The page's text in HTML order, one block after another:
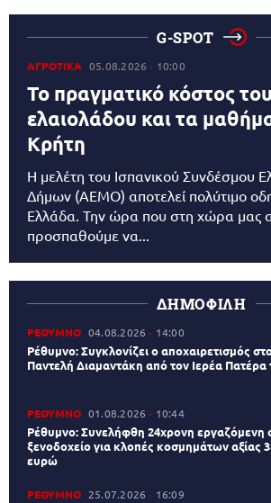
G-SPOT
ΑΓΡΟΤΙΚΑ 05.08.2026 10:00
Το πραγματικό κόστος του
ελαιολάδου και τα
Κρήτη
Η μελέτη του Ισπανικού Συνδέσμου
Δήμων (AEMO) αποτελεί πολύτιμο
Ελλάδα. Την ώρα που στη χώρα μας
προσπαθούμε να...
ΔΗΜΟΦΙΛΗ
ΡΕΘΥΜΝΟ 04.08.2026 14:00
Ρέθυμνο: Συγκλονίζει ο αποχαιρετισμός
Παντελή Διαμαντάκη από τον Ιερέα Πατέρα
ΡΕΘΥΜΝΟ 01.08.2026 10:44
Ρέθυμνο: Συνελήφθη 24χρονη εργαζόμενη
ξενοδοχείο για κλοπές κοσμημάτων αξίας
ευρώ
ΡΕΘΥΜΝΟ 25.07.2026 16:09